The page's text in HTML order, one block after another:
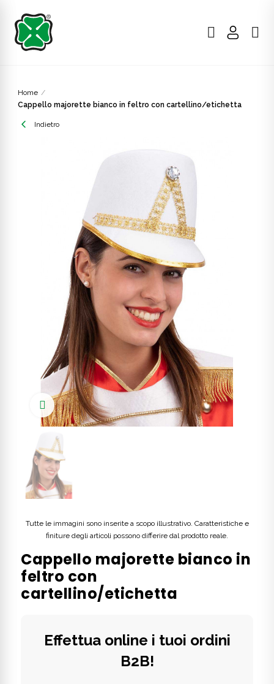
Home
Cappello majorette bianco in feltro con cartellino/etichetta
Indietro
Click to enlarge
Tutte le immagini sono inserite a scopo illustrativo. Caratteristiche e
finiture degli articoli possono differire dal prodotto reale.
Cappello majorette bianco in
feltro con
cartellino/etichetta
Effettua online i tuoi ordini
B2B!